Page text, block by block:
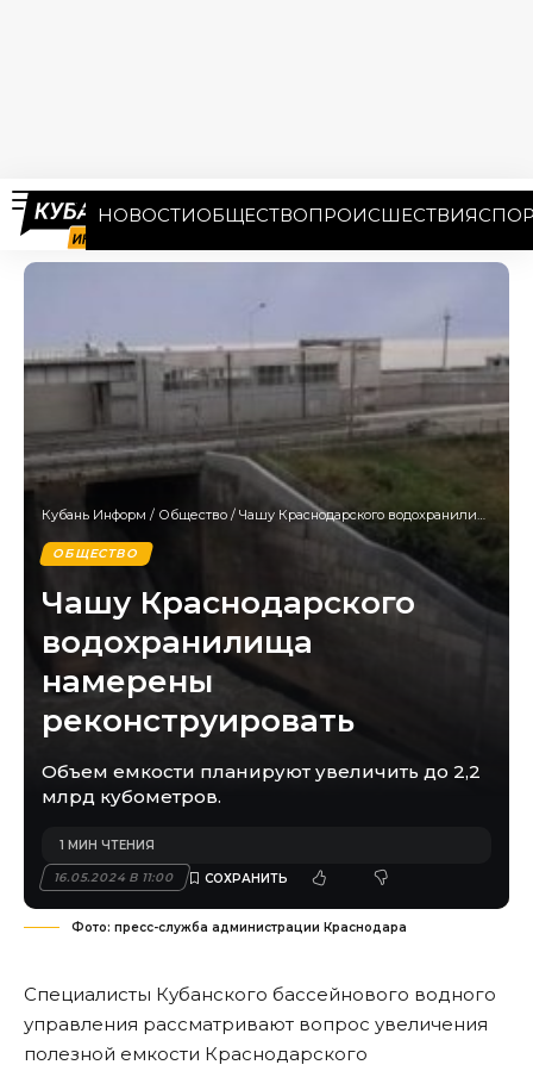
НОВОСТИОБЩЕСТВОПРОИСШЕСТВИЯ
Кубань Информ / Общество / Чашу Краснодарского водохранилища намерены реконструировать
ОБЩЕСТВО
Чашу Краснодарского
водохранилища
намерены
реконструировать
Объем емкости планируют увеличить до 2,2
млрд кубометров.
16.05.2024 В 11:00
1 МИН ЧТЕНИЯ
Фото: пресс-служба администрации Краснодара
Специалисты Кубанского бассейнового водного
управления рассматривают вопрос увеличения
полезной емкости Краснодарского